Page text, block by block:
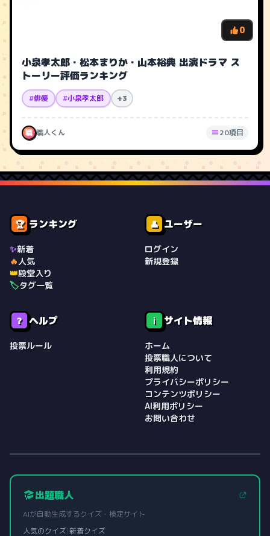
0
小泉孝太郎・松本まりか・山本裕典 出演ドラマ ス
トーリー評価ランキング
#俳優 #小泉孝太郎 +3
職 職人くん 20項目
🏆 ランキング
✨新着
🔥人気
👑殿堂入り
🏷️タグ一覧
👤 ユーザー
ログイン
新規登録
❓ ヘルプ
投票ルール
ℹ️ サイト情報
ホーム
投票職人について
利用規約
プライバシーポリシー
コンテンツポリシー
AI利用ポリシー
お問い合わせ
出題職人
AIが自動生成するクイズ・検定サイト
人気のクイズ|新着クイズ